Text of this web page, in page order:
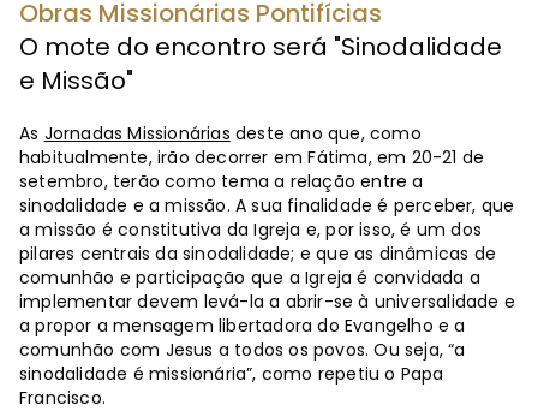
Obras Missionárias Pontifícias
O mote do encontro será "Sinodalidade
e Missão"
As Jornadas Missionárias deste ano que, como
habitualmente, irão decorrer em Fátima, em 20-21 de
setembro, terão como tema a relação entre a
sinodalidade e a missão. A sua finalidade é perceber, que
a missão é constitutiva da Igreja e, por isso, é um dos
pilares centrais da sinodalidade; e que as dinâmicas de
comunhão e participação que a Igreja é convidada a
implementar devem levá-la a abrir-se à universalidade e
a propor a mensagem libertadora do Evangelho e a
comunhão com Jesus a todos os povos. Ou seja, “a
sinodalidade é missionária”, como repetiu o Papa
Francisco.